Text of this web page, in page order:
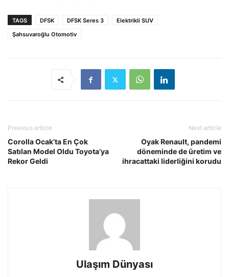
TAGS DFSK DFSK Seres 3
Elektrikli SUV
Şahsuvaroğlu Otomotiv
Previous article
Corolla Ocak’ta En Çok
Satılan Model Oldu Toyota’ya
Rekor Geldi
Next article
Oyak Renault, pandemi
döneminde de üretim ve
ihracattaki liderliğini korudu
Ulaşım Dünyası